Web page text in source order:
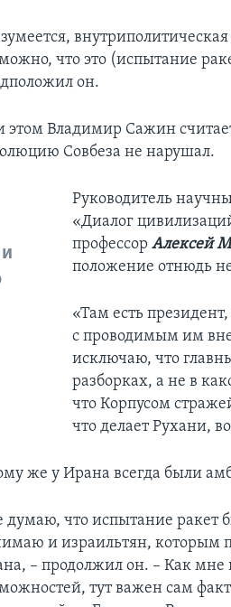
что это (испытание
он.
этом Владимир Сажин
Совбеза не нарушал.
Руководитель
«Диалог
профессор Алексей
положение отнюдь
«Там есть
с проводимым им
исключаю, что
разборках, а не в
что Корпусом
что делает Рухани,
же у Ирана всегда были
думаю, что испытание ракет
и израильтян, которым
– продолжил он. – Как мне
тут важен сам